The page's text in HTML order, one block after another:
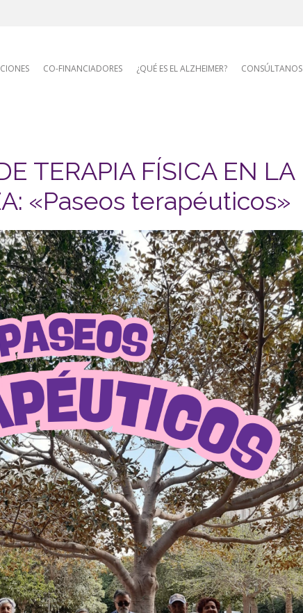
CO-FINANCIADORES ¿QUÉ ES EL ALZHEIMER? CONSÚLTANOS
TERAPIA FÍSICA EN LA
«Paseos terapéuticos»